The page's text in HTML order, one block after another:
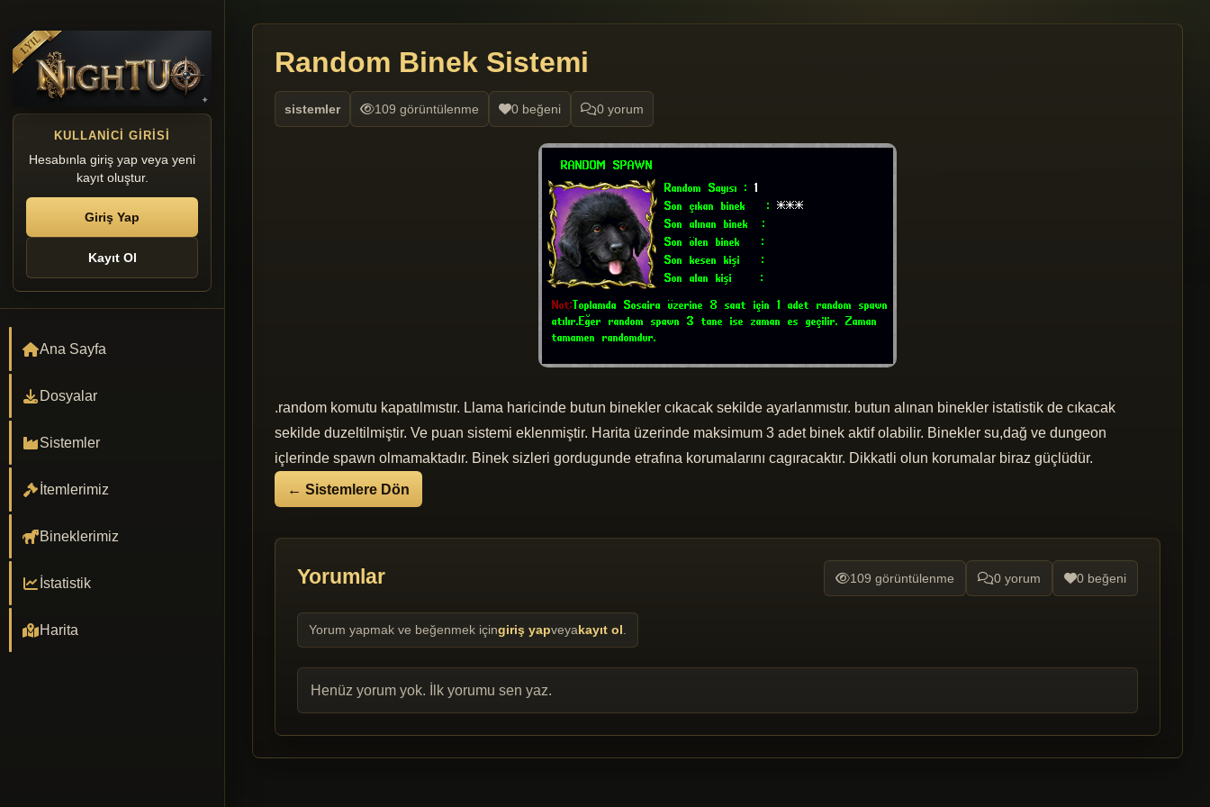
KULLANICI GIRISI
Hesabınla giriş yap veya yeni
kayıt oluştur.
Giriş Yap
Kayıt Ol
Ana Sayfa
Dosyalar
Sistemler
İtemlerimiz
Bineklerimiz
İstatistik
Harita
Random Binek Sistemi
sistemler 109 görüntülenme 0 beğeni 0 yorum
.random komutu kapatılmıstır. Llama haricinde butun binekler cıkacak sekilde ayarlanmıstır. butun alınan binekler istatistik de cıkacak
sekilde duzeltilmiştir. Ve puan sistemi eklenmiştir. Harita üzerinde maksimum 3 adet binek aktif olabilir. Binekler su,dağ ve dungeon
içlerinde spawn olmamaktadır. Binek sizleri gordugunde etrafına korumalarını cagıracaktır. Dikkatli olun korumalar biraz güçlüdür.
← Sistemlere Dön
Yorumlar 109 görüntülenme 0 yorum 0 beğeni
Yorum yapmak ve beğenmek içingiriş yapveyakayıt ol
Henüz yorum yok. İlk yorumu sen yaz.